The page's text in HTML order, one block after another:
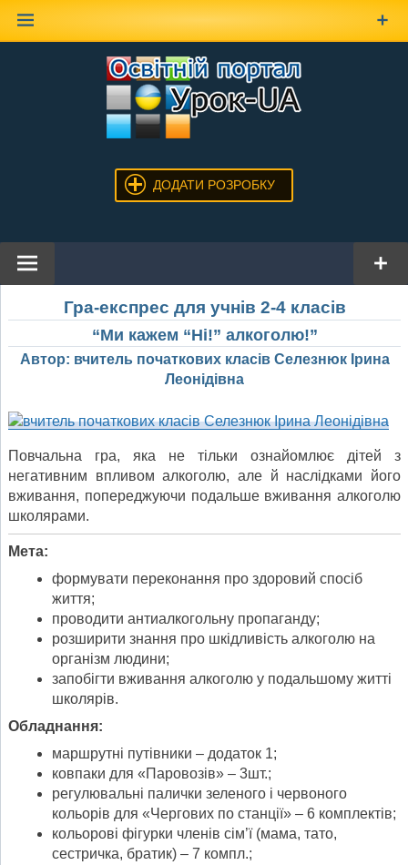
ДОДАТИ РОЗРОБКУ
Гра-експрес для учнів 2-4 класів
“Ми кажем “Ні!” алкоголю!”
Автор: вчитель початкових класів Селезнюк Ірина
Леонідівна
Повчальна гра, яка не тільки ознайомлює дітей з
негативним впливом алкоголю, але й наслідками його
вживання, попереджуючи подальше вживання алкоголю
школярами.
Мета:
формувати переконання про здоровий спосіб
життя;
проводити антиалкогольну пропаганду;
розширити знання про шкідливість алкоголю на
організм людини;
запобігти вживання алкоголю у подальшому житті
школярів.
Обладнання:
маршрутні путівники – додаток 1;
ковпаки для «Паровозів» – 3шт.;
регулювальні палички зеленого і червоного
кольорів для «Чергових по станції» – 6 комплектів;
кольорові фігурки членів сім’ї (мама, тато,
сестричка, братик) – 7 компл.;